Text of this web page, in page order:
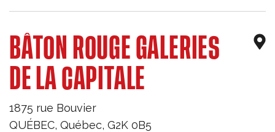
BÂTON ROUGE GALERIES
DE LA CAPITALE
1875 rue Bouvier
QUÉBEC, Québec, G2K 0B5